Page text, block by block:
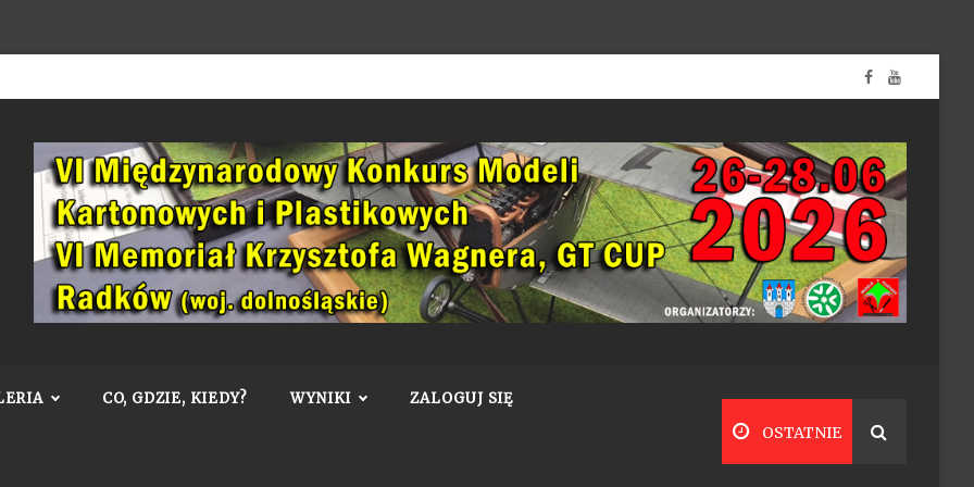
CO, GDZIE, KIEDY? WYNIKI ZALOGUJ SIĘ
OSTATNIE